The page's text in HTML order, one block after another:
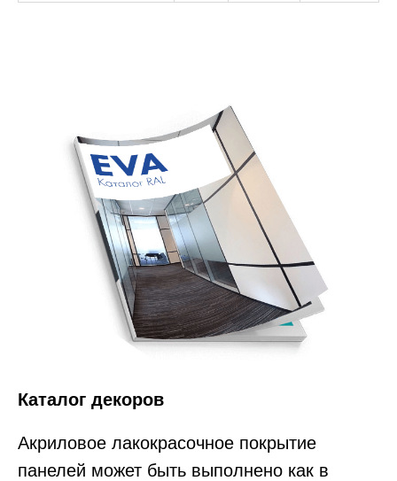
Каталог декоров
Акриловое лакокрасочное покрытие
панелей может быть выполнено как в